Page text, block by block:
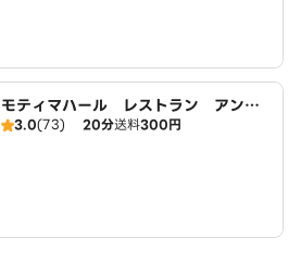
モティマハール レストラン アンド
バー
3.0(73) 20分送料300円